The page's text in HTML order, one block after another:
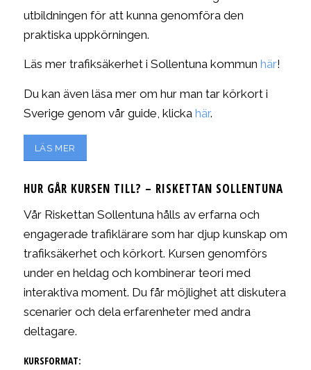
utbildningen för att kunna genomföra den
praktiska uppkörningen.
Läs mer trafiksäkerhet i Sollentuna kommun här!
Du kan även läsa mer om hur man tar körkort i
Sverige genom vår guide, klicka här.
LÄS MER
HUR GÅR KURSEN TILL? – RISKETTAN SOLLENTUNA
Vår Riskettan Sollentuna hålls av erfarna och
engagerade trafiklärare som har djup kunskap om
trafiksäkerhet och körkort. Kursen genomförs
under en heldag och kombinerar teori med
interaktiva moment. Du får möjlighet att diskutera
scenarier och dela erfarenheter med andra
deltagare.
KURSFORMAT: